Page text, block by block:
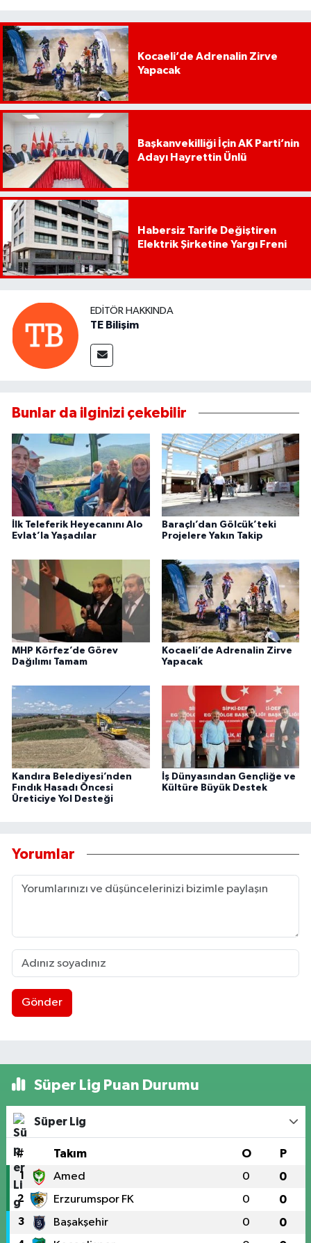
Kocaeli’de Adrenalin Zirve
Yapacak
Başkanvekilliği İçin AK Parti’nin
Adayı Hayrettin Ünlü
Habersiz Tarife Değiştiren
Elektrik Şirketine Yargı Freni
EDITÖR HAKKINDA
TE Bilişim
Bunlar da ilginizi çekebilir
İlk Teleferik Heyecanını Alo
Evlat’la Yaşadılar
Baraçlı’dan Gölcük’teki
Projelere Yakın Takip
MHP Körfez’de Görev
Dağılımı Tamam
Kocaeli’de Adrenalin Zirve
Yapacak
Kandıra Belediyesi’nden
Fındık Hasadı Öncesi
Üreticiye Yol Desteği
İş Dünyasından Gençliğe ve
Kültüre Büyük Destek
Yorumlar
Gönder
Süper Lig Puan Durumu
Süper Lig
# Takım O P
1 Amed 0 0
2 Erzurumspor FK 0 0
3 Başakşehir 0 0